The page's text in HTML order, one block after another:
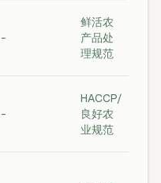
-
鲜活农
产品处
理规范
-
HACCP/
良好农
业规范